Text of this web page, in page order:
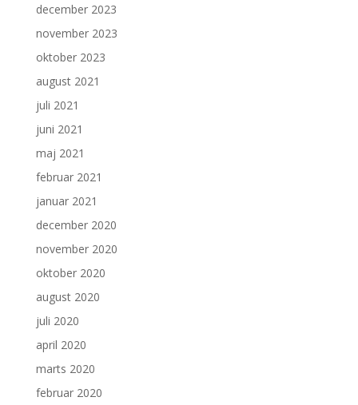
december 2023
november 2023
oktober 2023
august 2021
juli 2021
juni 2021
maj 2021
februar 2021
januar 2021
december 2020
november 2020
oktober 2020
august 2020
juli 2020
april 2020
marts 2020
februar 2020